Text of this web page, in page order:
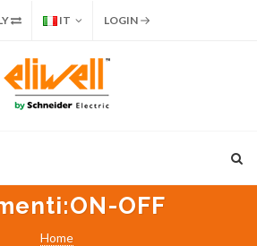
IT LOGIN
:ON-OFF
Home